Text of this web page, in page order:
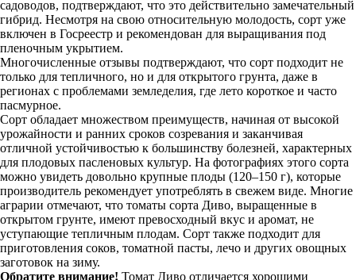
садоводов, подтверждают, что это действительно замечательный
гибрид. Несмотря на свою относительную молодость, сорт уже
включен в Госреестр и рекомендован для выращивания под
пленочным укрытием.
Многочисленные отзывы подтверждают, что сорт подходит не
только для тепличного, но и для открытого грунта, даже в
регионах с проблемами земледелия, где лето короткое и часто
пасмурное.
Сорт обладает множеством преимуществ, начиная от высокой
урожайности и ранних сроков созревания и заканчивая
отличной устойчивостью к большинству болезней, характерных
для плодовых пасленовых культур. На фотографиях этого сорта
можно увидеть довольно крупные плоды (120–150 г), которые
производитель рекомендует употреблять в свежем виде. Многие
аграрии отмечают, что томаты сорта Диво, выращенные в
открытом грунте, имеют превосходный вкус и аромат, не
уступающие тепличным плодам. Сорт также подходит для
приготовления соков, томатной пасты, лечо и других овощных
заготовок на зиму.
Обратите внимание! Томат Диво отличается хорошими